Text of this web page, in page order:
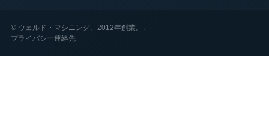
© ウェルド・マシニング。2012年創業。.
プライバシー連絡先